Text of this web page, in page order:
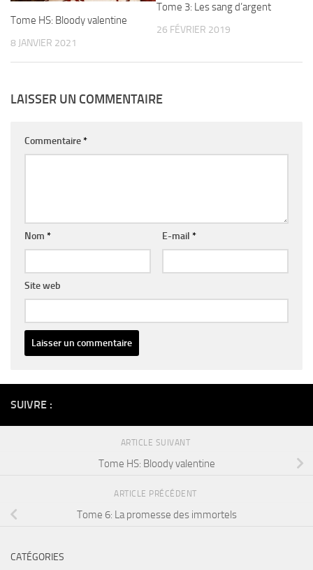
Tome HS: Bloody valentine
8 JANVIER 2021
Tome 3: Les sang d’argent
26 FÉVRIER 2019
LAISSER UN COMMENTAIRE
Commentaire*
Nom * E-mail *
Site web
SUIVRE :
ARTICLE SUIVANT
Tome HS: Bloody valentine
ARTICLE PRÉCÉDENT
Tome 6: La promesse des immortels
CATÉGORIES